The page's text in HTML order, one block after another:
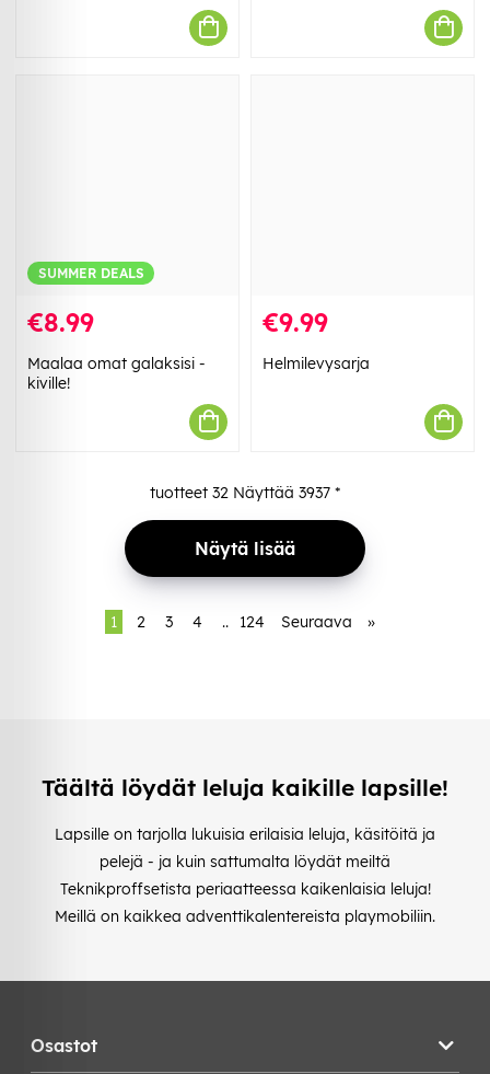
SUMMER DEALS
€8.99
Maalaa omat galaksisi -
kiville!
€9.99
Helmilevysarja
tuotteet 32 Näyttää 3937 *
Näytä lisää
1 2 3 4 .. 124 Seuraava »
Täältä löydät leluja kaikille lapsille!
Lapsille on tarjolla lukuisia erilaisia leluja, käsitöitä ja
pelejä - ja kuin sattumalta löydät meiltä
Teknikproffsetista periaatteessa kaikenlaisia leluja!
Meillä on kaikkea adventtikalentereista playmobiliin.
Osastot